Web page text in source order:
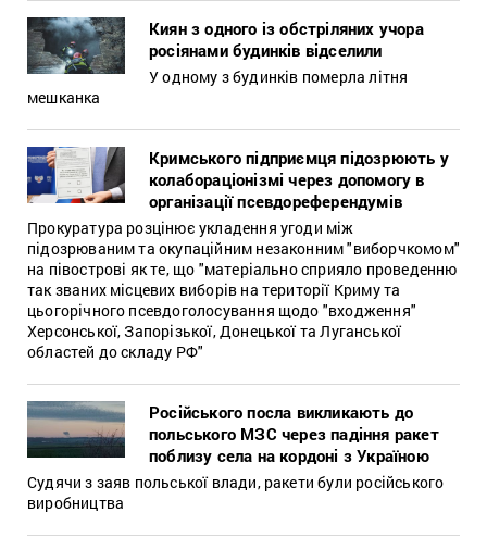
Киян з одного із обстріляних учора
росіянами будинків відселили
У одному з будинків померла літня
мешканка
Кримського підприємця підозрюють у
колабораціонізмі через допомогу в
організації псевдореферендумів
Прокуратура розцінює укладення угоди між
підозрюваним та окупаційним незаконним "виборчкомом"
на півострові як те, що "матеріально сприяло проведенню
так званих місцевих виборів на території Криму та
цьогорічного псевдоголосування щодо "входження"
Херсонської, Запорізької, Донецької та Луганської
областей до складу РФ"
Російського посла викликають до
польського МЗС через падіння ракет
поблизу села на кордоні з Україною
Судячи з заяв польської влади, ракети були російського
виробництва